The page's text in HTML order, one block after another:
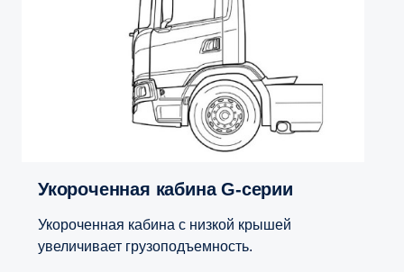
Укороченная кабина G-серии
Укороченная кабина с низкой крышей
увеличивает грузоподъемность.